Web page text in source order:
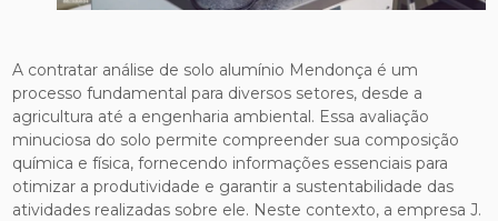
A contratar análise de solo alumínio Mendonça é um
processo fundamental para diversos setores, desde a
agricultura até a engenharia ambiental. Essa avaliação
minuciosa do solo permite compreender sua composição
química e física, fornecendo informações essenciais para
otimizar a produtividade e garantir a sustentabilidade das
atividades realizadas sobre ele. Neste contexto, a empresa J.